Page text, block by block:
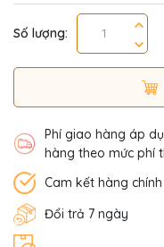
Số lượng:
Phí giao hàng áp
hàng theo mức phí
Cam kết hàng
Đổi trả 7 ngày